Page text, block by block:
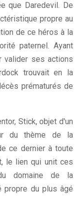
que Daredevil. De
propre au
de ce héros à la
paternel. Ayant
valider ses actions
trouvait en la
prématurés de
Stick, objet d'un
du thème de la
ce dernier à toute
le lien qui unit ces
domaine de la
propre du plus âgé